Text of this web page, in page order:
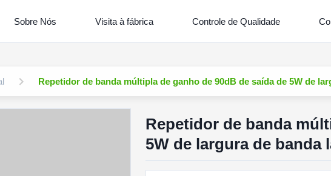
Sobre Nós Visita à fábrica Controle de Qualidade
Repetidor de banda múltipla de ganho de 90dB de saída de 5W de
Repetidor de banda
5W de largura de banda